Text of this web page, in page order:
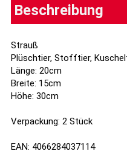
Beschreibung
Strauß
Plüschtier, Stofftier,
Länge: 20cm
Breite: 15cm
Höhe: 30cm
Verpackung: 2 Stück
EAN: 4066284037114